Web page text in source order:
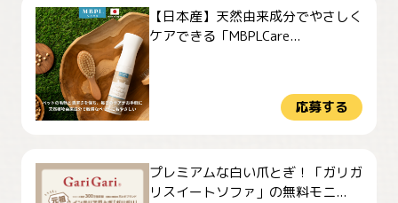
【日本産】天然由来成分でやさしく
ケアできる「MBPLCare...
応募する
プレミアムな白い爪とぎ！「ガリガ
リスイートソファ」の無料モニ...